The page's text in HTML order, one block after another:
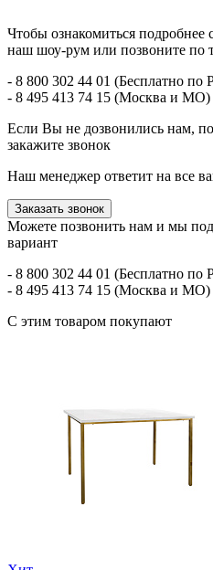
Чтобы ознакомиться подробнее
наш шоу-рум или позвоните по
- 8 800 302 44 01 (Бесплатно по
- 8 495 413 74 15 (Москва и МО)
Если Вы не дозвонились нам,
закажите звонок
Наш менеджер ответит на все
Заказать звонок
Можете позвонить нам и мы
вариант
- 8 800 302 44 01 (Бесплатно по
- 8 495 413 74 15 (Москва и МО)
С этим товаром покупают